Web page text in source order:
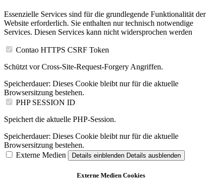
Essenzielle Services sind für die grundlegende Funktionalität der
Website erforderlich. Sie enthalten nur technisch notwendige
Services. Diesen Services kann nicht widersprochen werden
Contao HTTPS CSRF Token
Schützt vor Cross-Site-Request-Forgery Angriffen.
Speicherdauer: Dieses Cookie bleibt nur für die aktuelle
Browsersitzung bestehen.
PHP SESSION ID
Speichert die aktuelle PHP-Session.
Speicherdauer: Dieses Cookie bleibt nur für die aktuelle
Browsersitzung bestehen.
Externe Medien
Details einblenden Details ausblenden
Externe Medien Cookies